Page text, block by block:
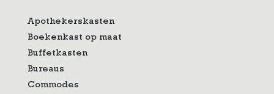
Apothekerskasten
Boekenkast op maat
Buffetkasten
Bureaus
Commodes